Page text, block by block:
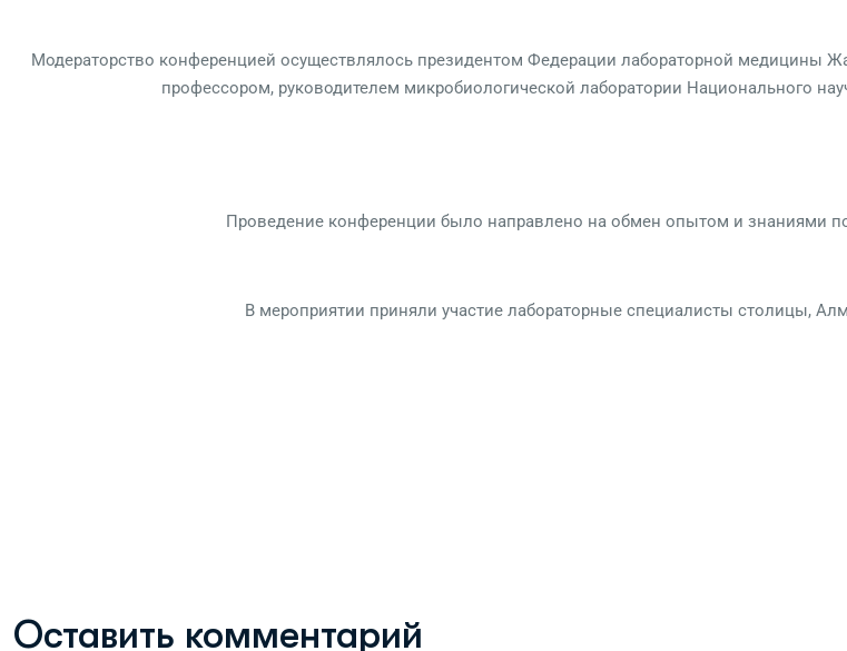
Модераторство конференцией осуществлялось президентом Федерации лабораторной медицины
профессором, руководителем микробиологической лаборатории Национального
Проведение конференции было направлено на обмен опытом и знаниями
В мероприятии приняли участие лабораторные специалисты столицы,
Оставить комментарий